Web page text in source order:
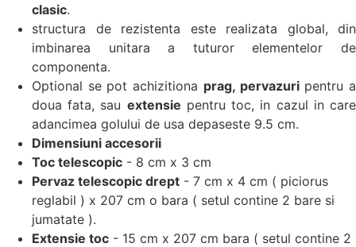
clasic.
structura de rezistenta este realizata global, din
imbinarea unitara a tuturor elementelor de
componenta.
Optional se pot achizitiona prag, pervazuripentru a
doua fata, sau extensie pentru toc, in cazul in care
adancimea golului de usa depaseste 9.5 cm.
Dimensiuni accesorii
Toc telescopic - 8 cm x 3 cm
Pervaz telescopic drept - 7 cm x 4 cm ( piciorus
reglabil ) x 207 cm o bara ( setul contine 2 bare si
jumatate ).
Extensie toc - 15 cm x 207 cm bara ( setul contine 2